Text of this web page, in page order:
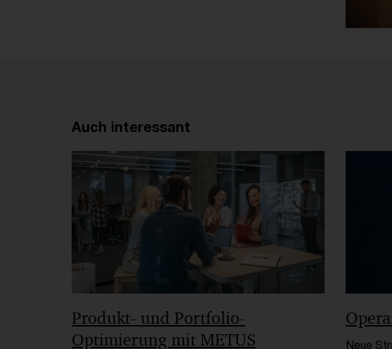
Auch interessant
Produkt- und Portfolio-
Optimierung mit METUS
Neue